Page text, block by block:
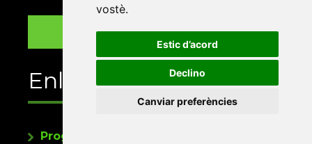
vostè.
Estic d’acord
Declino
Canviar preferències
Enllaços
Programa de publicacions